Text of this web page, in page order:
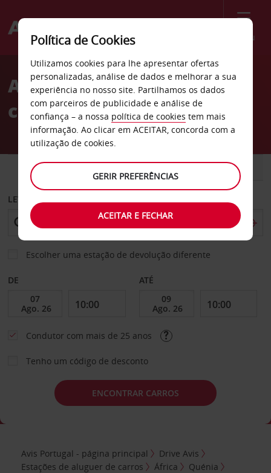
Menu
Welcome
AvisAluguer de
carros Mombaça
CARRO COMERCIAIS
LEVANTAR EM
Escolher uma estação de devolução diferente
DE ATÉ
Condutor com mais de 25 anos
Tenho um código de desconto
ENCONTRAR CARROS
Avis Portugal - página principal
Drive Avis
Estações de aluguer de carros
África
Quénia
Política de Cookies
Utilizamos cookies para lhe apresentar ofertas
personalizadas, análise de dados e melhorar a sua
experiência no nosso site. Partilhamos os dados
com parceiros de publicidade e análise de
confiança – a nossa política de cookies tem mais
informação. Ao clicar em ACEITAR, concorda com a
utilização de cookies.
GERIR PREFERÊNCIAS
ACEITAR E FECHAR